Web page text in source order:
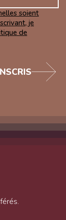
soient
je
de